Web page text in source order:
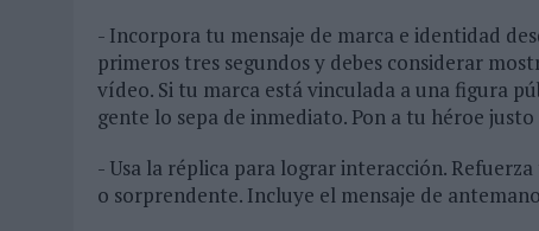
- Incorpora tu mensaje de marca e identidad
primeros tres segundos y debes considerar
vídeo. Si tu marca está vinculada a una figura
gente lo sepa de inmediato. Pon a tu héroe
- Usa la réplica para lograr interacción.
o sorprendente. Incluye el mensaje de